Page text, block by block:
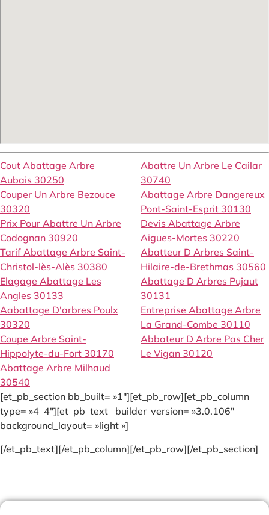
Cout Abattage Arbre
Aubais 30250
Couper Un Arbre Bezouce
30320
Prix Pour Abattre Un Arbre
Codognan 30920
Tarif Abattage Arbre Saint-
Christol-lès-Alès 30380
Elagage Abattage Les
Angles 30133
Aabattage D'arbres Poulx
30320
Coupe Arbre Saint-
Hippolyte-du-Fort 30170
Abattage Arbre Milhaud
30540
Abattre Un Arbre Le Cailar
30740
Abattage Arbre Dangereux
Pont-Saint-Esprit 30130
Devis Abattage Arbre
Aigues-Mortes 30220
Abatteur D Arbres Saint-
Hilaire-de-Brethmas 30560
Abattage D Arbres Pujaut
30131
Entreprise Abattage Arbre
La Grand-Combe 30110
Abbateur D Arbre Pas Cher
Le Vigan 30120
[et_pb_section bb_built= »1″][et_pb_row][et_pb_column
type= »4_4″][et_pb_text _builder_version= »3.0.106″
background_layout= »light »]
[/et_pb_text][/et_pb_column][/et_pb_row][/et_pb_section]